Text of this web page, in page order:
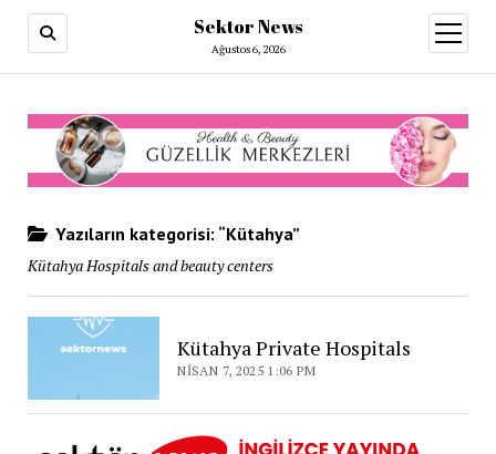
Sektor News
Ağustos 6, 2026
aç
Yazıların kategorisi: “Kütahya”
Kütahya Hospitals and beauty centers
Kütahya Private Hospitals
NISAN 7, 2025 1:06 PM